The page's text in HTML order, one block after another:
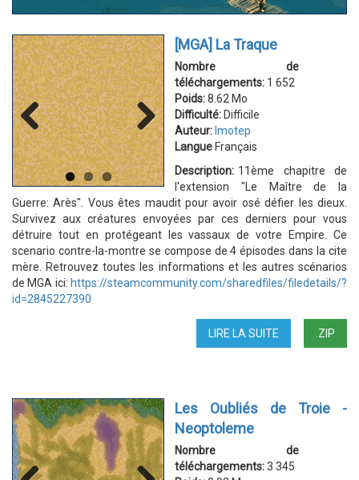
Previous Next
[MGA] La Traque
Nombre de
téléchargements: 1 652
Poids:8.62 Mo
Difficulté: Difficile
Auteur: Imotep
Langue Français
Description: 11ème chapitre de
l'extension "Le Maître de la
Guerre: Arès". Vous êtes maudit pour avoir osé défier les dieux.
Survivez aux créatures envoyées par ces derniers pour vous
détruire tout en protégeant les vassaux de votre Empire. Ce
scenario contre-la-montre se compose de 4 épisodes dans la cite
mère. Retrouvez toutes les informations et les autres scénarios
de MGA ici: https://steamcommunity.com/sharedfiles/filedetails/?
id=2845227390
.ZIP
LIRE LA SUITE
[MGA]
Les Oubliés de Troie -
Neoptoleme
Nombre de
téléchargements:3 345